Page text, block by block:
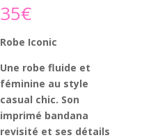
35€
Robe Iconic
Une robe fluide et
féminine au style
casual chic. Son
imprimé bandana
revisité et ses détails